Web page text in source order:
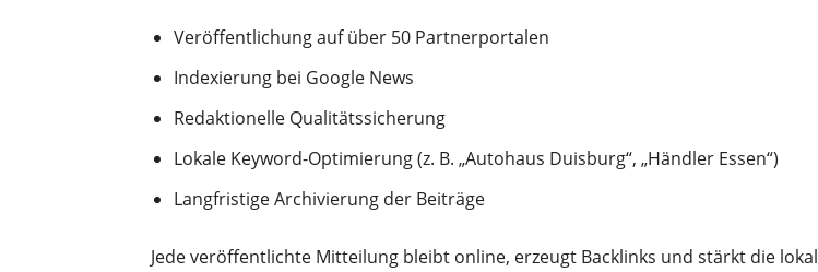
Veröffentlichung auf über 50 Partnerportalen
Indexierung bei Google News
Redaktionelle Qualitätssicherung
Lokale Keyword-Optimierung (z. B. „Autohaus Duisburg“, „Händler Essen“)
Langfristige Archivierung der Beiträge
Jede veröffentlichte Mitteilung bleibt online, erzeugt Backlinks und stärkt die